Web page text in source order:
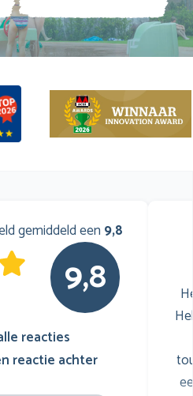
gemiddeld een 9,8
9,8
reacties
reactie achter